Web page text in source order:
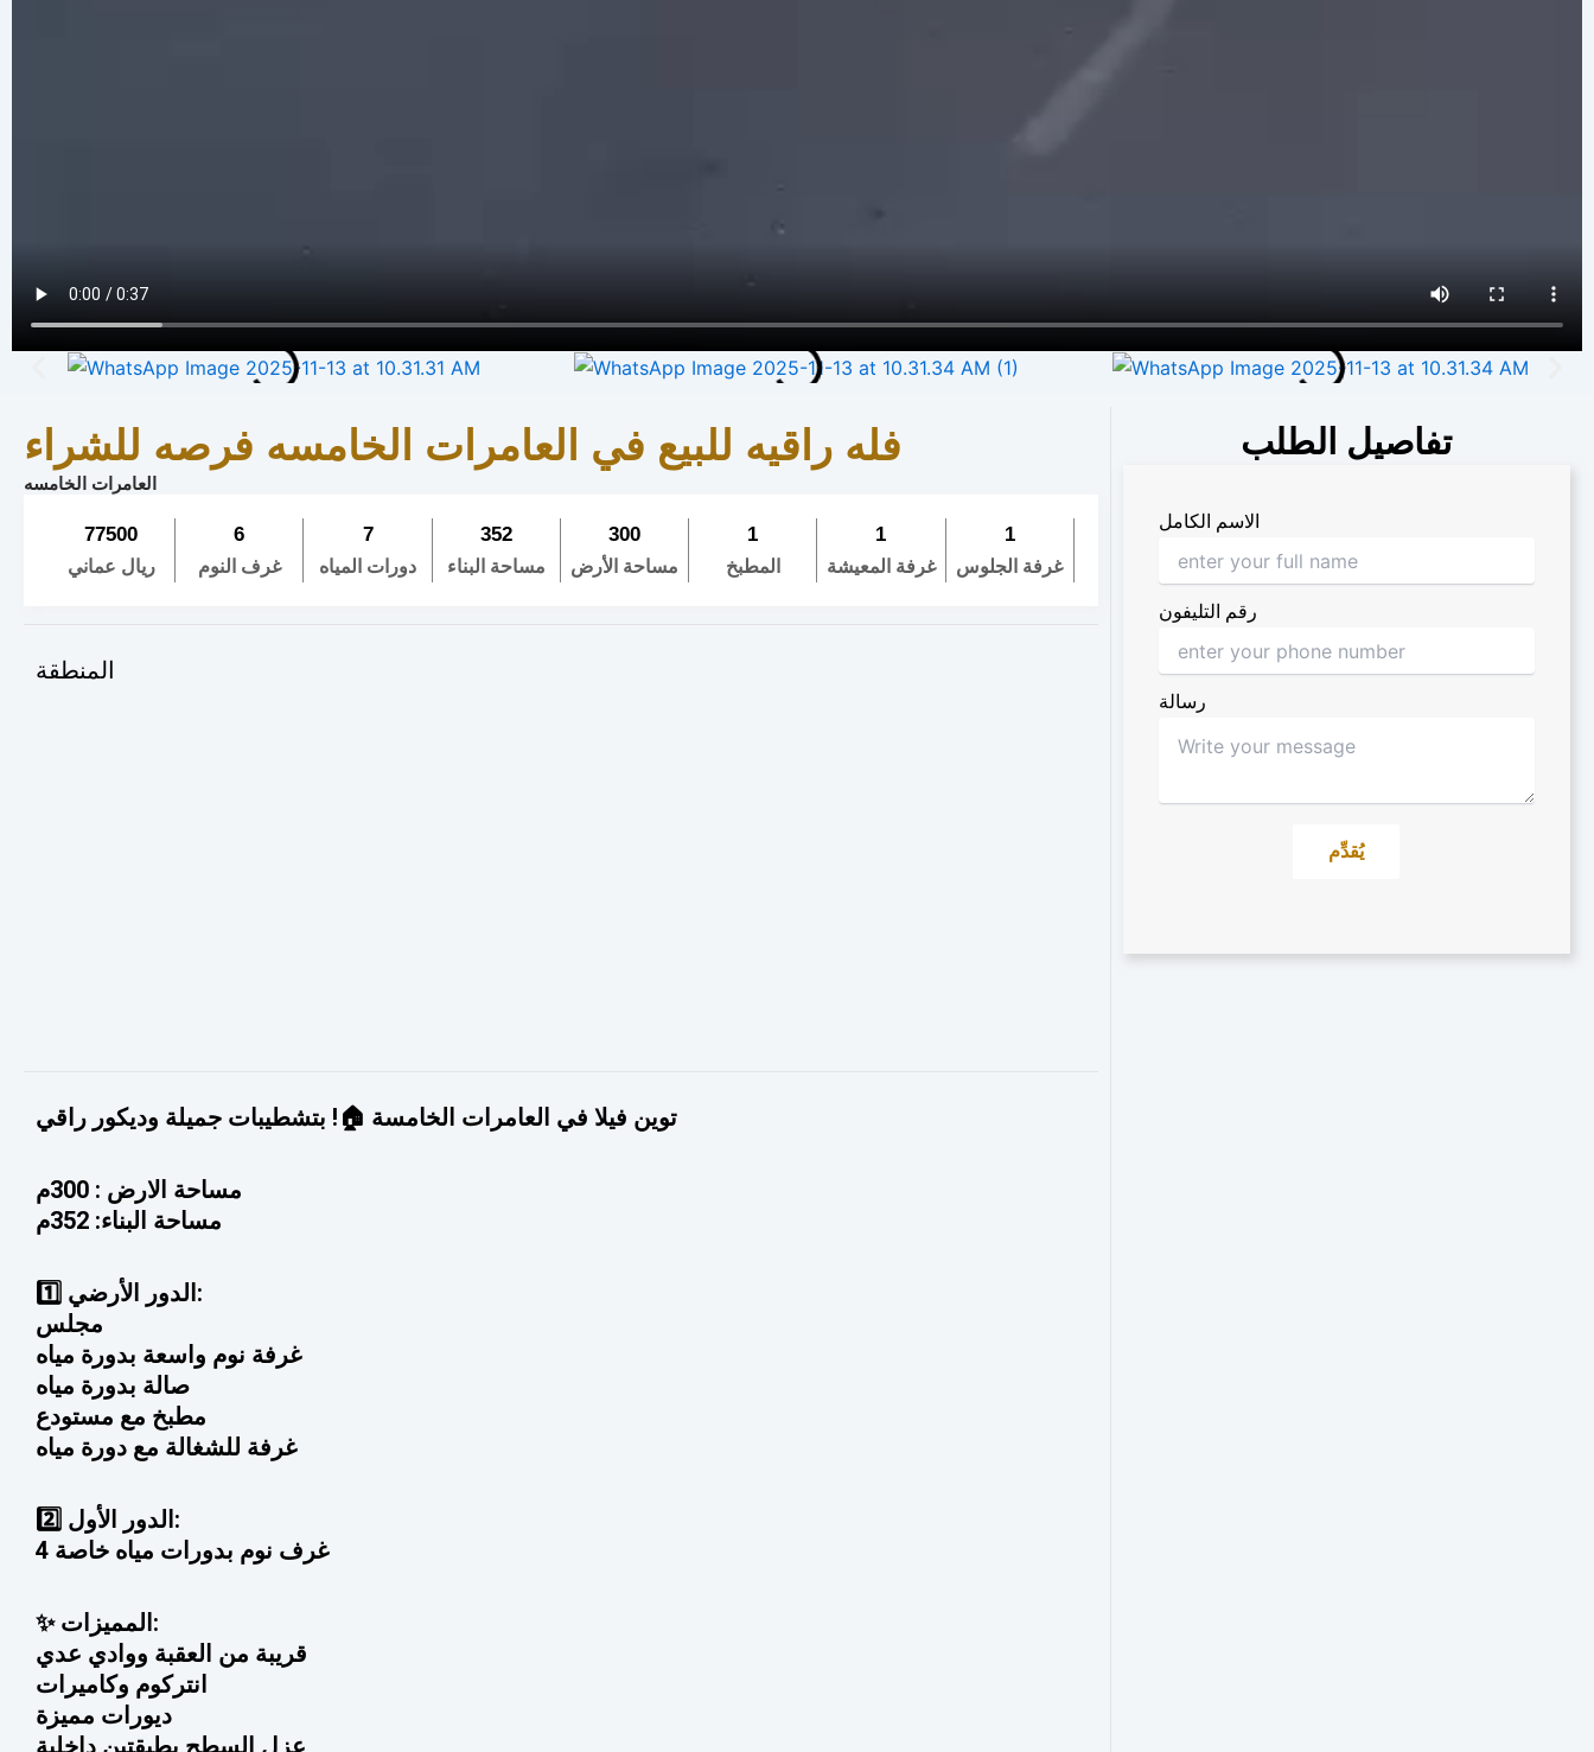
فله راقيه للبيع في العامرات الخامسه فرصه للشراء
العامرات الخامسه
77500
ريال عماني
6
غرف النوم
7
دورات المياه
352
مساحة البناء
300
مساحة الأرض
1
المطبخ
1
غرفة المعيشة
1
غرفة الجلوس
المنطقة
توين فيلا في العامرات الخامسة 🏠! بتشطيبات جميلة وديكور راقي
مساحة الارض : 300م
مساحة البناء: 352م
1️⃣ الدور الأرضي:
مجلس
غرفة نوم واسعة بدورة مياه
صالة بدورة مياه
مطبخ مع مستودع
غرفة للشغالة مع دورة مياه
2️⃣ الدور الأول:
4 غرف نوم بدورات مياه خاصة
✨ المميزات:
قريبة من العقبة ووادي عدي
انتركوم وكاميرات
ديورات مميزة
تفاصيل الطلب
الاسم الكامل
رقم التليفون
رسالة
يُقدِّم